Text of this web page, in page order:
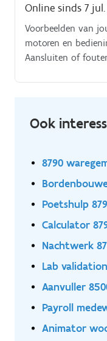
Online sinds 7
Voorbeelden van
motoren en
Aansluiten of
Fouten opsporen
Ook
8790
Poetshulp
Calculator
Nachtwerk
Lab
Aanvuller
Payroll
Animator